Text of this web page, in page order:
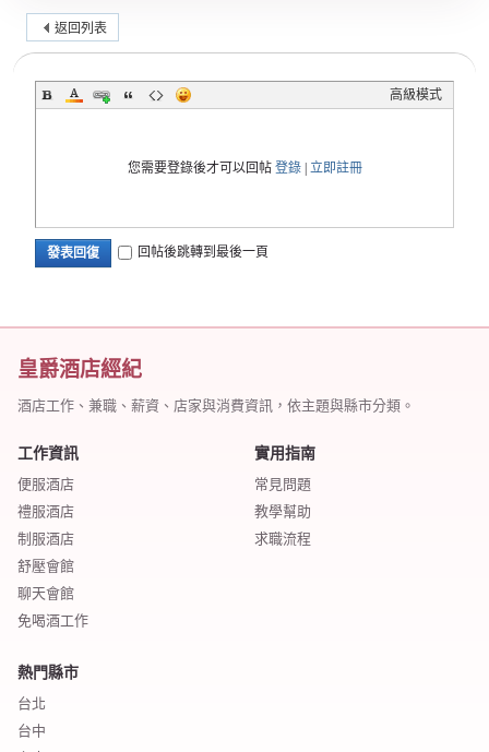
返回列表
高級模式
您需要登錄後才可以回帖 登錄| 立即註冊
發表回復 回帖後跳轉到最後一頁
皇爵酒店經紀
酒店工作、兼職、薪資、店家與消費資訊，依主題與縣市分類。
工作資訊
便服酒店
禮服酒店
制服酒店
舒壓會館
聊天會館
免喝酒工作
實用指南
常見問題
教學幫助
求職流程
熱門縣市
台北
台中